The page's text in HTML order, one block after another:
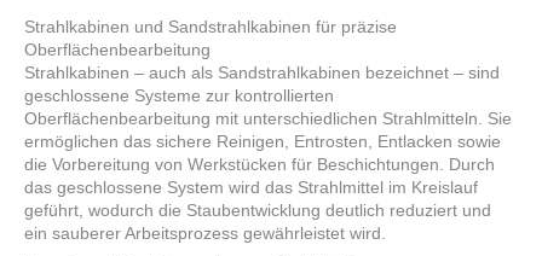
Strahlkabinen und Sandstrahlkabinen für präzise
Oberflächenbearbeitung
Strahlkabinen – auch als Sandstrahlkabinen bezeichnet – sind
geschlossene Systeme zur kontrollierten
Oberflächenbearbeitung mit unterschiedlichen Strahlmitteln. Sie
ermöglichen das sichere Reinigen, Entrosten, Entlacken sowie
die Vorbereitung von Werkstücken für Beschichtungen. Durch
das geschlossene System wird das Strahlmittel im Kreislauf
geführt, wodurch die Staubentwicklung deutlich reduziert und
ein sauberer Arbeitsprozess gewährleistet wird.